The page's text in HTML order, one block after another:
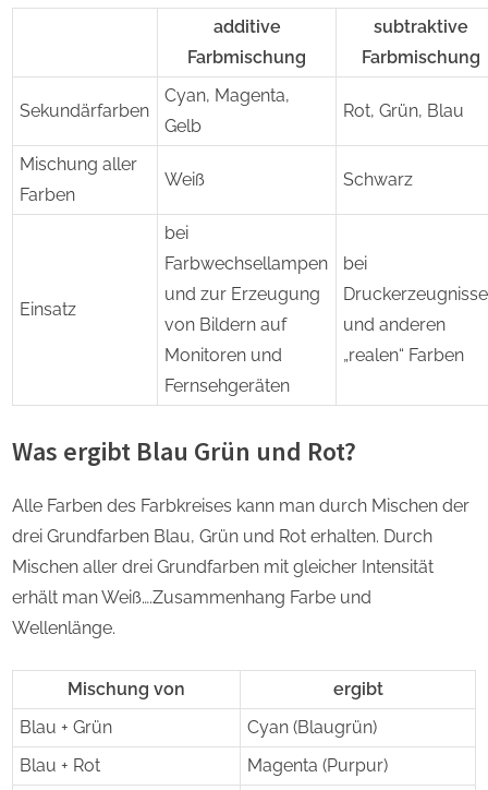
additive
Farbmischung
subtraktive
Farbmischung
Sekundärfarben
Cyan, Magenta,
Gelb
Rot, Grün, Blau
Mischung aller
Farben
Weiß Schwarz
Einsatz
bei
Farbwechsellampen
und zur Erzeugung
von Bildern auf
Monitoren und
Fernsehgeräten
bei
und anderen
„realen“ Farben
Was ergibt Blau Grün und Rot?
Alle Farben des Farbkreises kann man durch Mischen der
drei Grundfarben Blau, Grün und Rot erhalten. Durch
Mischen aller drei Grundfarben mit gleicher Intensität
erhält man Weiß….Zusammenhang Farbe und
Wellenlänge.
Mischung von
ergibt
Blau + Grün
Cyan (Blaugrün)
Blau + Rot
Magenta (Purpur)